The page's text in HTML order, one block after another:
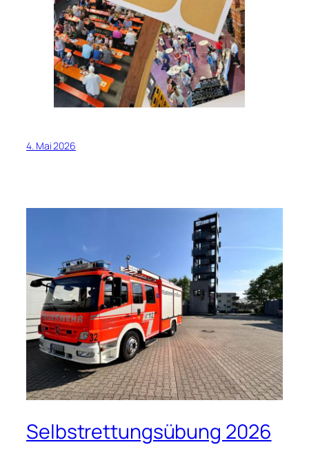
4. Mai 2026
Selbstrettungsübung 2026